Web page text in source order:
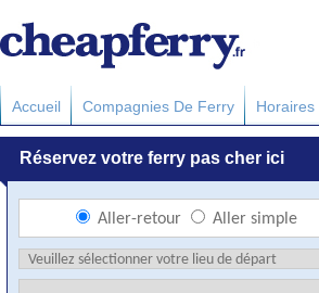
Accueil Compagnies De Ferry Horaires